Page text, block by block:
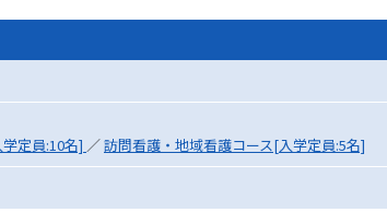
進路の３択
新学年ス
新学年スタート号特集
オープンキャン
オープンキャンパス検索
定員:10名] ／訪問看護・地域看護コース[入学定員:5名]